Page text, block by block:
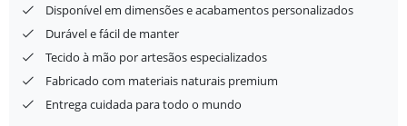
Disponível em dimensões e acabamentos personalizados
Durável e fácil de manter
Tecido à mão por artesãos especializados
Fabricado com materiais naturais premium
Entrega cuidada para todo o mundo